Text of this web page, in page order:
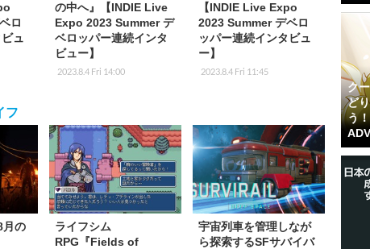
ロ
ュ
の中へ』【INDIE Live
Expo 2023 Summer デ
ベロッパー連続インタ
ビュー】
2023.8.4 Fri 14:00
【INDIE Live Expo
2023 Summer デベロ
ッパー連続インタビュ
ー】
2023.8.4 Fri 11:45
フ
月の
ライフシム
RPG『Fields of
宇宙列車を管理しなが
ら探索するSFサバイバ
ク
ど
う